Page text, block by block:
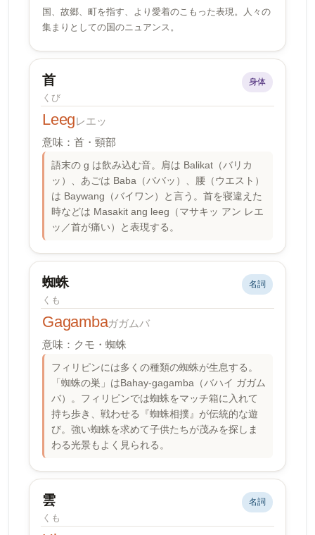
国、故郷、町を指す、より愛着のこもった表現。人々の
集まりとしての国のニュアンス。
首
くび
身体
Leegレエッ
意味：首・頸部
語末の g は飲み込む音。肩は Balikat（バリカ
ッ）、あごは Baba（ババッ）、腰（ウエスト）
は Baywang（バイワン）と言う。首を寝違えた
時などは Masakit ang leeg（マサキッ アン レエ
ッ／首が痛い）と表現する。
蜘蛛
くも
名詞
Gagambaガガムバ
意味：クモ・蜘蛛
フィリピンには多くの種類の蜘蛛が生息する。
「蜘蛛の巣」はBahay-gagamba（バハイ ガガム
バ）。フィリピンでは蜘蛛をマッチ箱に入れて
持ち歩き、戦わせる『蜘蛛相撲』が伝統的な遊
び。強い蜘蛛を求めて子供たちが茂みを探しま
わる光景もよく見られる。
雲
くも
名詞